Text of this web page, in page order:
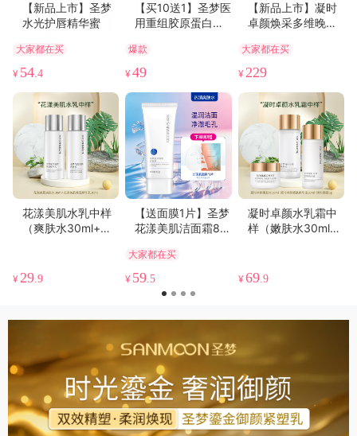
【新品上市】圣梦
水光护唇精华蜜
大家都在买
¥ 54.4
【买10送1】圣梦医
用重组胶原蛋白敷
爆款
¥49
【新品上市】凝时
卓颜焕采多维晚安
大家都在买
¥229
花漾美肌水乳中样
（爽肤水30ml+精
¥ 29 .9
【送面膜1片】圣梦
花漾美肌洁面霜80
大家都在买
¥ 59 .5
凝时卓颜水乳霜中
样（嫩肤水30ml
¥69.9